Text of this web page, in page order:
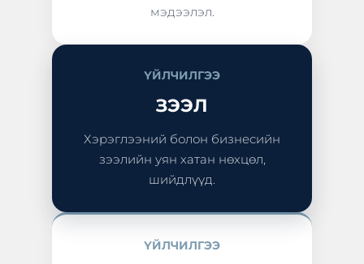
мэдээлэл.
ҮЙЛЧИЛГЭЭ
ЗЭЭЛ
Хэрэглээний болон бизнесийн
зээлийн уян хатан нөхцөл,
шийдлүүд.
ҮЙЛЧИЛГЭЭ